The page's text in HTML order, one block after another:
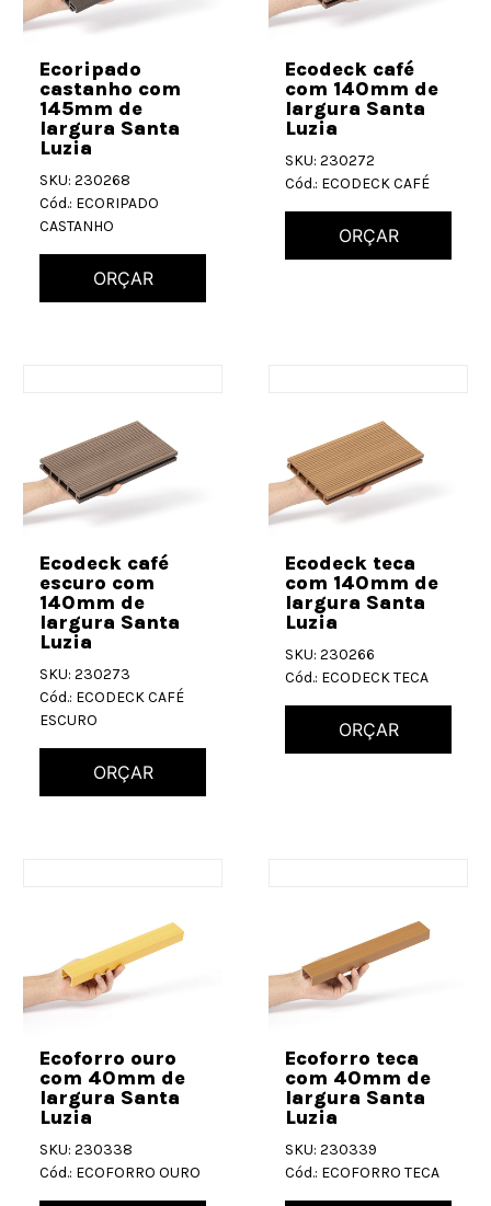
Ecoripado
castanho com
145mm de
largura Santa
Luzia
SKU: 230268
Cód.: ECORIPADO
CASTANHO
ORÇAR
Ecodeck café
com 140mm de
largura Santa
Luzia
SKU: 230272
Cód.: ECODECK CAFÉ
ORÇAR
Ecodeck café
escuro com
140mm de
largura Santa
Luzia
SKU: 230273
Cód.: ECODECK CAFÉ
ESCURO
ORÇAR
Ecodeck teca
com 140mm de
largura Santa
Luzia
SKU: 230266
Cód.: ECODECK TECA
ORÇAR
Ecoforro ouro
com 40mm de
largura Santa
Luzia
SKU: 230338
Cód.: ECOFORRO OURO
Ecoforro teca
com 40mm de
largura Santa
Luzia
SKU: 230339
Cód.: ECOFORRO TECA